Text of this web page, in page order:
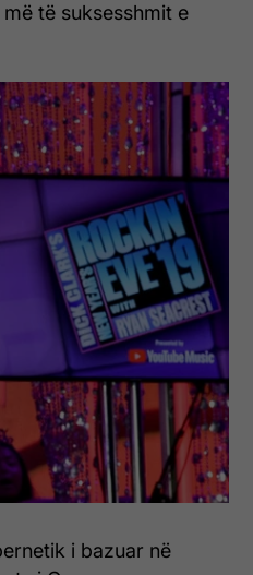
të suksesshmit e
i bazuar në